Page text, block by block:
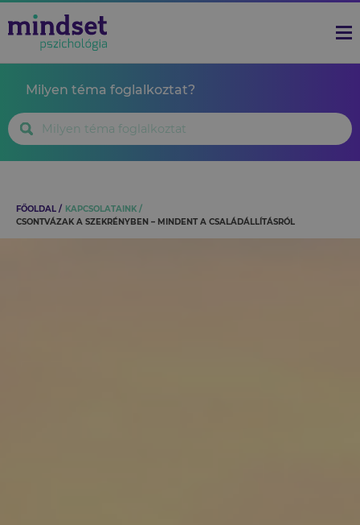
Milyen téma foglalkoztat?
FŐOLDAL
KAPCSOLATAINK
CSONTVÁZAK A SZEKRÉNYBEN – MINDENT A CSALÁDÁLLÍTÁSRÓL